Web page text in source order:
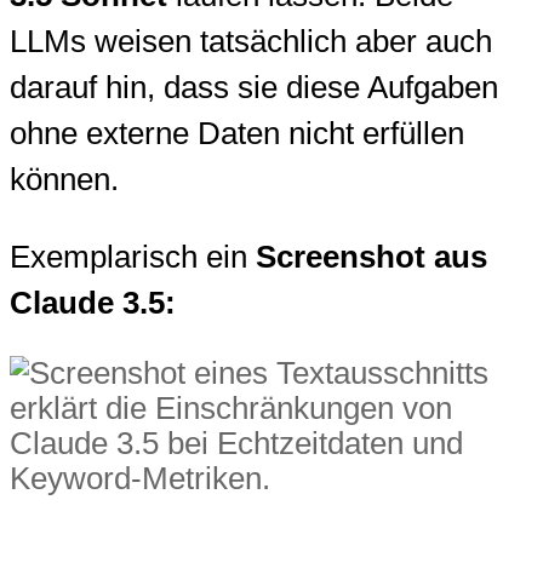
LLMs weisen tatsächlich aber auch
darauf hin, dass sie diese Aufgaben
ohne externe Daten nicht erfüllen
können.
Exemplarisch ein Screenshot aus
Claude 3.5: